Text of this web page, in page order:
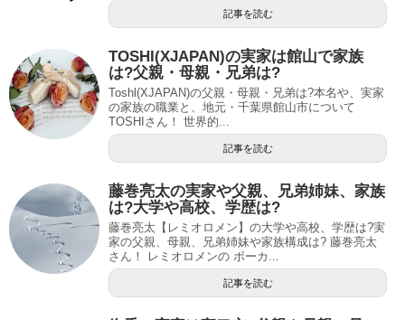
記事を読む
TOSHI(XJAPAN)の実家は館山で家族
は?父親・母親・兄弟は?
Toshl(XJAPAN)の父親・母親・兄弟は?本名や、実家
の家族の職業と、地元・千葉県館山市について
TOSHIさん！ 世界的...
記事を読む
藤巻亮太の実家や父親、兄弟姉妹、家族
は?大学や高校、学歴は?
藤巻亮太【レミオロメン】の大学や高校、学歴は?実
家の父親、母親、兄弟姉妹や家族構成は? 藤巻亮太
さん！ レミオロメンの ボーカ...
記事を読む